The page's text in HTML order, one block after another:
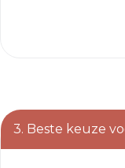
3. Beste keuze